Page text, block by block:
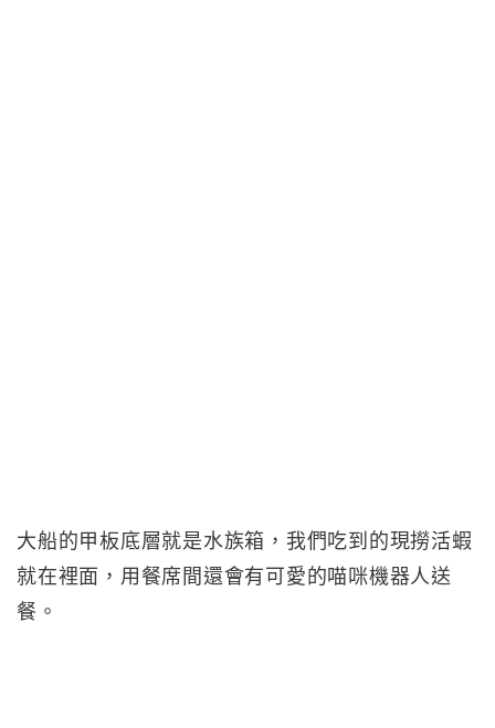
大船的甲板底層就是水族箱，我們吃到的現撈活蝦
就在裡面，用餐席間還會有可愛的喵咪機器人送
餐。